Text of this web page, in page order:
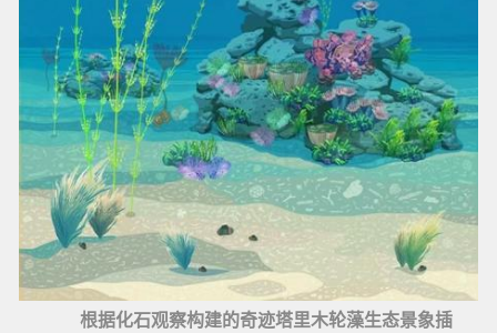
根据化石观察构建的奇迹塔里木轮藻生态景象插